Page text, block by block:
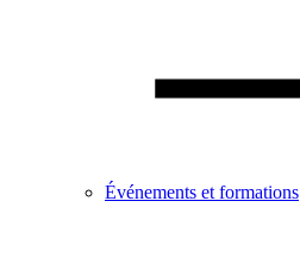
Événements et formations